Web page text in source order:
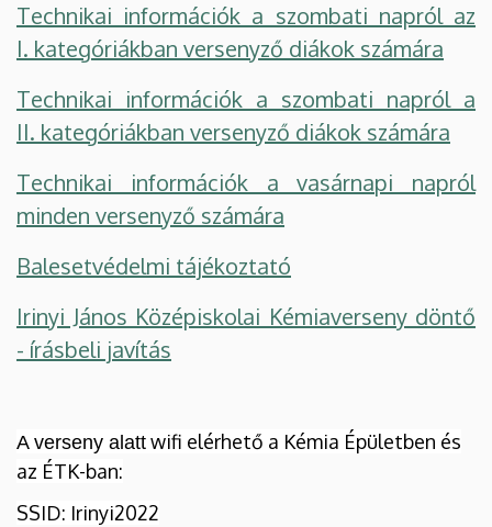
Technikai információk a szombati napról az
I. kategóriákban versenyző diákok számára
Technikai információk a szombati napról a
II. kategóriákban versenyző diákok számára
Technikai információk a vasárnapi napról
minden versenyző számára
Balesetvédelmi tájékoztató
Irinyi János Középiskolai Kémiaverseny döntő
- írásbeli javítás
A verseny alatt wifi elérhető a Kémia Épületben és
az ÉTK-ban:
SSID: Irinyi2022